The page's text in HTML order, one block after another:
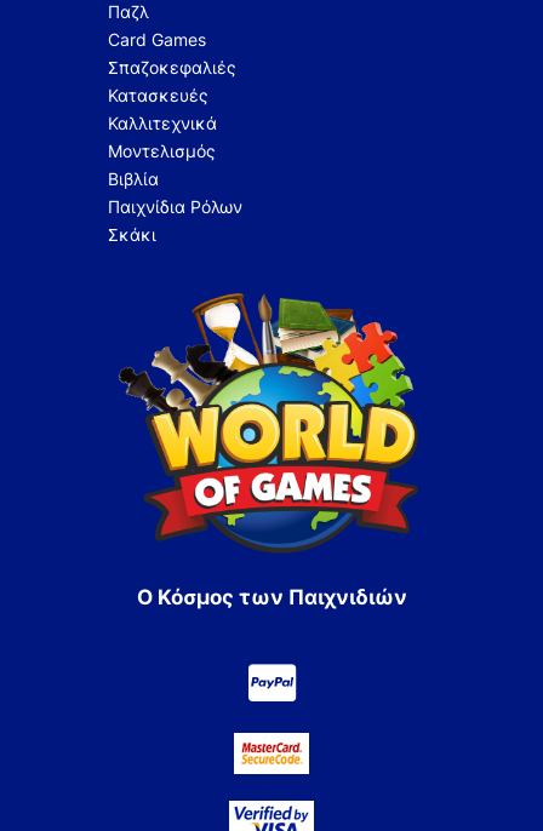
Παζλ
Card Games
Σπαζοκεφαλιές
Κατασκευές
Καλλιτεχνικά
Μοντελισμός
Βιβλία
Παιχνίδια Ρόλων
Σκάκι
Ο Κόσμος των Παιχνιδιών